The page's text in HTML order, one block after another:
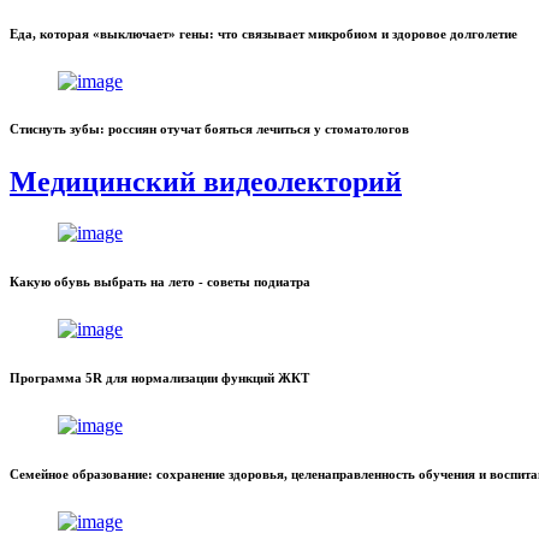
Еда, которая «выключает» гены: что связывает микробиом и здоровое долголетие
Стиснуть зубы: россиян отучат бояться лечиться у стоматологов
Медицинский видеолекторий
Какую обувь выбрать на лето - советы подиатра
Программа 5R для нормализации функций ЖКТ
Семейное образование: сохранение здоровья, целенаправленность обучения и